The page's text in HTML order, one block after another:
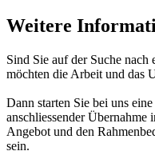
Weitere
Sind Sie auf der Suche nach
möchten die Arbeit und das
Dann starten Sie bei uns
anschliessender Übernahme
Angebot und den
sein.